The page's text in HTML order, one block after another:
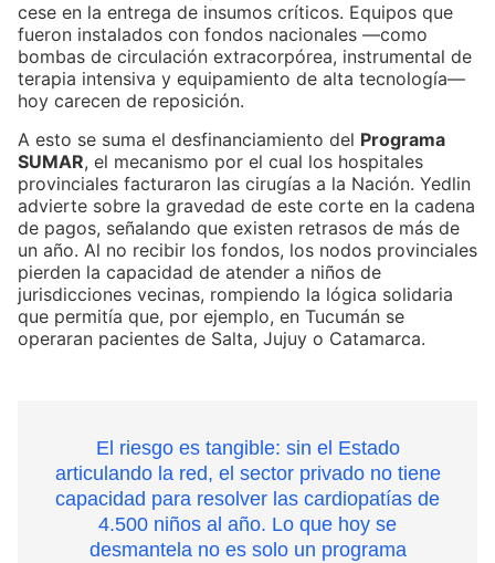
cese en la entrega de insumos críticos. Equipos que
fueron instalados con fondos nacionales —como
bombas de circulación extracorpórea, instrumental de
terapia intensiva y equipamiento de alta tecnología—
hoy carecen de reposición.
A esto se suma el desfinanciamiento del Programa
SUMAR, el mecanismo por el cual los hospitales
provinciales facturaron las cirugías a la Nación. Yedlin
advierte sobre la gravedad de este corte en la cadena
de pagos, señalando que existen retrasos de más de
un año. Al no recibir los fondos, los nodos provinciales
pierden la capacidad de atender a niños de
jurisdicciones vecinas, rompiendo la lógica solidaria
que permitía que, por ejemplo, en Tucumán se
operaran pacientes de Salta, Jujuy o Catamarca.
El riesgo es tangible: sin el Estado
articulando la red, el sector privado no tiene
capacidad para resolver las cardiopatías de
4.500 niños al año. Lo que hoy se
desmantela no es solo un programa